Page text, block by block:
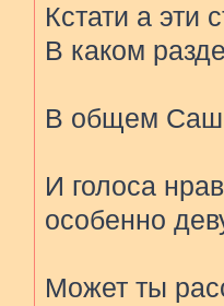
Кстати а эти
В каком
В общем
И голоса
особенно
Может ты